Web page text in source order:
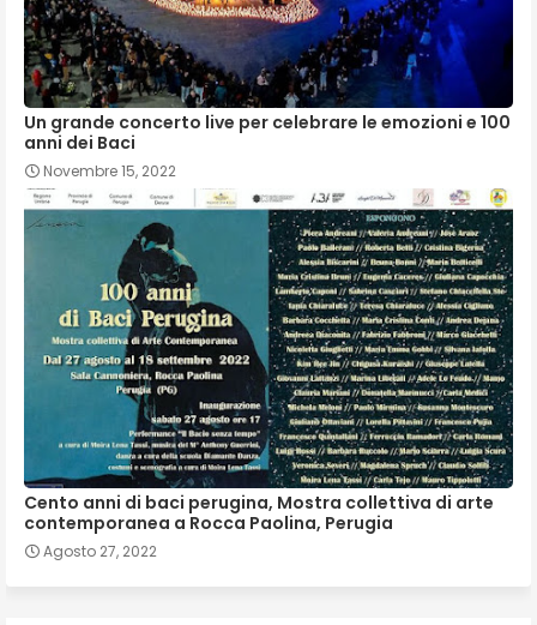
Un grande concerto live per celebrare le emozioni e 100
anni dei Baci
Novembre 15, 2022
Cento anni di baci perugina, Mostra collettiva di arte
contemporanea a Rocca Paolina, Perugia
Agosto 27, 2022